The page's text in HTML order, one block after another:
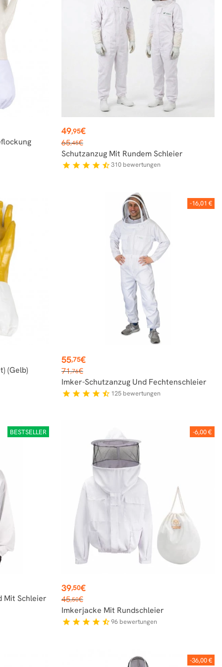
Preis
49,95€
Verkaufspreis
65,45€
Schutzanzug Mit Rundem Schleier
star star star star star_half310 bewertungen
(gelb)
-16,01 €
Preis
55,75€
Verkaufspreis
71,76€
Imker-Schutzanzug Und Fechtenschleier
star star star star star_half 125 bewertungen
BESTSELLER
Mit Schleier
-6,00 €
Preis
39,50€
Verkaufspreis
45,50€
Imkerjacke Mit Rundschleier
star star star star star_half96 bewertungen
-36,00 €